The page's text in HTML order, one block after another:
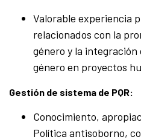
Valorable experiencia
relacionados con la
género y la
género en proyectos
Gestión de sistema de PQR:
Conocimiento,
Política antisoborno,